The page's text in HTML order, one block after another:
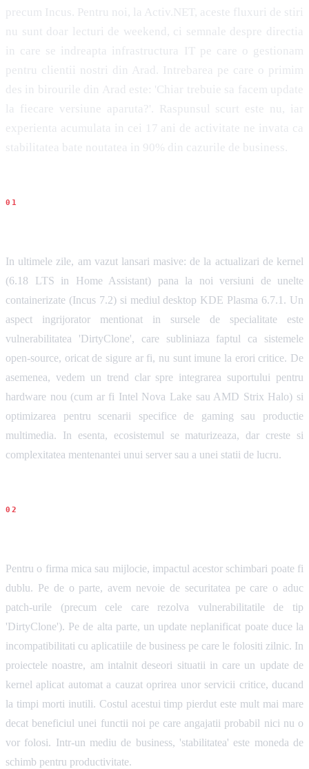
precum Incus. Pentru noi, la Activ.NET, aceste fluxuri de stiri
nu sunt doar lecturi de weekend, ci semnale despre directia
in care se indreapta infrastructura IT pe care o gestionam
pentru clientii nostri din Arad. Intrebarea pe care o primim
des in birourile din Arad este: 'Chiar trebuie sa facem update
la fiecare versiune aparuta?'. Raspunsul scurt este nu, iar
experienta acumulata in cei 17 ani de activitate ne invata ca
stabilitatea bate noutatea in 90% din cazurile de business.
In ultimele zile, am vazut lansari masive: de la actualizari de kernel
(6.18 LTS in Home Assistant) pana la noi versiuni de unelte
containerizate (Incus 7.2) si mediul desktop KDE Plasma 6.7.1. Un
aspect ingrijorator mentionat in sursele de specialitate este
vulnerabilitatea 'DirtyClone', care subliniaza faptul ca sistemele
open-source, oricat de sigure ar fi, nu sunt imune la erori critice. De
asemenea, vedem un trend clar spre integrarea suportului pentru
hardware nou (cum ar fi Intel Nova Lake sau AMD Strix Halo) si
optimizarea pentru scenarii specifice de gaming sau productie
multimedia. In esenta, ecosistemul se maturizeaza, dar creste si
complexitatea mentenantei unui server sau a unei statii de lucru.
Pentru o firma mica sau mijlocie, impactul acestor schimbari poate fi
dublu. Pe de o parte, avem nevoie de securitatea pe care o aduc
patch-urile (precum cele care rezolva vulnerabilitatile de tip
'DirtyClone'). Pe de alta parte, un update neplanificat poate duce la
incompatibilitati cu aplicatiile de business pe care le folositi zilnic. In
proiectele noastre, am intalnit deseori situatii in care un update de
kernel aplicat automat a cauzat oprirea unor servicii critice, ducand
la timpi morti inutili. Costul acestui timp pierdut este mult mai mare
decat beneficiul unei functii noi pe care angajatii probabil nici nu o
vor folosi. Intr-un mediu de business, 'stabilitatea' este moneda de
schimb pentru productivitate.